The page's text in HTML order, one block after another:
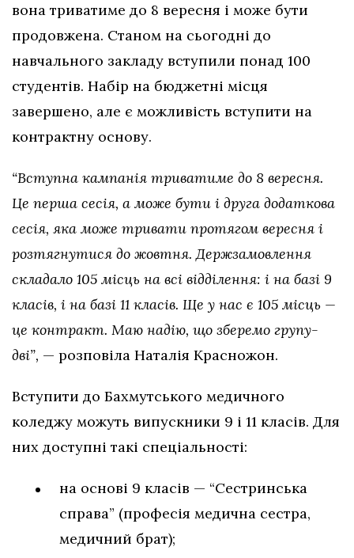
вона триватиме до 8 вересня і може бути
продовжена. Станом на сьогодні до
навчального закладу вступили понад 100
студентів. Набір на бюджетні місця
завершено, але є можливість вступити на
контрактну основу.
“Вступна кампанія триватиме до 8 вересня.
Це перша сесія, а може бути і друга додаткова
сесія, яка може тривати протягом вересня і
розтягнутися до жовтня. Держзамовлення
складало 105 місць на всі відділення: і на базі 9
класів, і на базі 11 класів. Ще у нас є 105 місць —
це контракт. Маю надію, що зберемо групу-
дві”, — розповіла Наталія Красножон.
Вступити до Бахмутського медичного
коледжу можуть випускники 9 і 11 класів. Для
них доступні такі спеціальності:
на основі 9 класів — “Сестринська
справа” (професія медична сестра,
медичний брат);